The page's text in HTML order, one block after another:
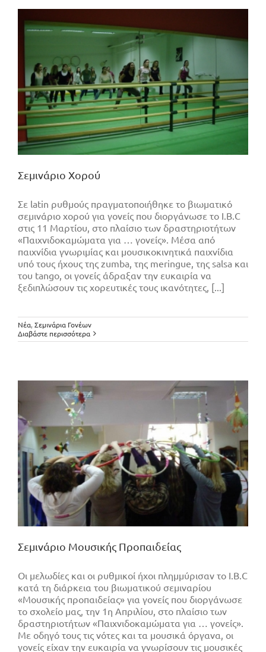
Σεμινάριο Χορού
Σε latin ρυθμούς πραγματοποιήθηκε το βιωματικό
σεμινάριο χορού για γονείς που διοργάνωσε το I.B.C
στις 11 Μαρτίου, στο πλαίσιο των δραστηριοτήτων
«Παιχνιδοκαμώματα για … γονείς». Μέσα από
παιχνίδια γνωριμίας και μουσικοκινητικά παιχνίδια
υπό τους ήχους της zumba, της meringue, της salsa και
του tango, οι γονείς άδραξαν την ευκαιρία να
ξεδιπλώσουν τις χορευτικές τους ικανότητες, [...]
Νέα, Σεμινάρια Γονέων
Διαβάστε περισσότερα
Σεμινάριο Μουσικής Προπαιδείας
Σεμινάριο Μουσικής Προπαιδείας
Οι μελωδίες και οι ρυθμικοί ήχοι πλημμύρισαν το I.B.C
κατά τη διάρκεια του βιωματικού σεμιναρίου
«Μουσικής προπαιδείας» για γονείς που διοργάνωσε
το σχολείο μας, την 1η Απριλίου, στο πλαίσιο των
δραστηριοτήτων «Παιχνιδοκαμώματα για … γονείς».
Με οδηγό τους τις νότες και τα μουσικά όργανα, οι
γονείς είχαν την ευκαιρία να γνωρίσουν τις μουσικές